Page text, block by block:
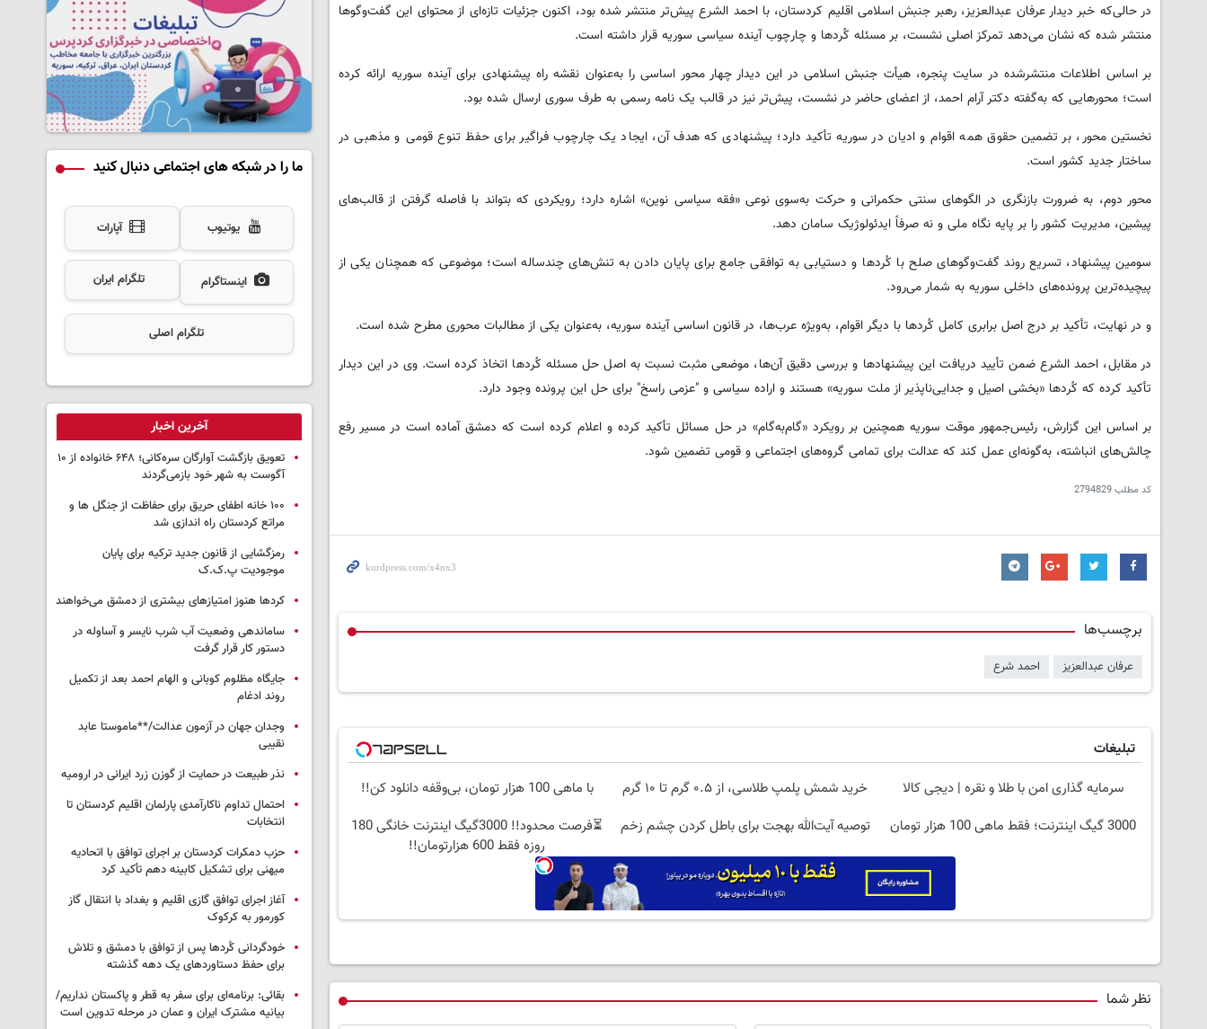
در حالی‌که خبر دیدار عرفان عبدالعزیز، رهبر جنبش اسلامی اقلیم کردستان، با احمد الشرع پیش‌تر منتشر شده بود، اکنون جزئیات تازه‌ای از محتوای این گفت‌وگوها
منتشر شده که نشان می‌دهد تمرکز اصلی نشست، بر مسئله کُردها و چارچوب آینده سیاسی سوریه قرار داشته است.
بر اساس اطلاعات منتشرشده در سایت پنجره، هیأت جنبش اسلامی در این دیدار چهار محور اساسی را به‌عنوان نقشه راه پیشنهادی برای آینده سوریه ارائه کرده
است؛ محورهایی که به‌گفته دکتر آرام احمد، از اعضای حاضر در نشست، پیش‌تر نیز در قالب یک نامه رسمی به طرف سوری ارسال شده بود.
نخستین محور، بر تضمین حقوق همه اقوام و ادیان در سوریه تأکید دارد؛ پیشنهادی که هدف آن، ایجاد یک چارچوب فراگیر برای حفظ تنوع قومی و مذهبی در
ساختار جدید کشور است.
محور دوم، به ضرورت بازنگری در الگوهای سنتی حکمرانی و حرکت به‌سوی نوعی «فقه سیاسی نوین» اشاره دارد؛ رویکردی که بتواند با فاصله گرفتن از قالب‌های
پیشین، مدیریت کشور را بر پایه نگاه ملی و نه صرفاً ایدئولوژیک سامان دهد.
سومین پیشنهاد، تسریع روند گفت‌وگوهای صلح با کُردها و دستیابی به توافقی جامع برای پایان دادن به تنش‌های چندساله است؛ موضوعی که همچنان یکی از
پیچیده‌ترین پرونده‌های داخلی سوریه به شمار می‌رود.
و در نهایت، تأکید بر درج اصل برابری کامل کُردها با دیگر اقوام، به‌ویژه عرب‌ها، در قانون اساسی آینده سوریه، به‌عنوان یکی از مطالبات محوری مطرح شده است.
در مقابل، احمد الشرع ضمن تأیید دریافت این پیشنهادها و بررسی دقیق آن‌ها، موضعی مثبت نسبت به اصل حل مسئله کُردها اتخاذ کرده است. وی در این دیدار
تأکید کرده که کُردها «بخشی اصیل و جدایی‌ناپذیر از ملت سوریه» هستند و اراده سیاسی و "عزمی راسخ" برای حل این پرونده وجود دارد.
بر اساس این گزارش، رئیس‌جمهور موقت سوریه همچنین بر رویکرد «گام‌به‌گام» در حل مسائل تأکید کرده و اعلام کرده است که دمشق آماده است در مسیر رفع
چالش‌های انباشته، به‌گونه‌ای عمل کند که عدالت برای تمامی گروه‌های اجتماعی و قومی تضمین شود.
کد مطلب2794829
برچسب‌ها
عرفان عبدالعزیز احمد شرع
تبلیغات
سرمایه گذاری امن با طلا و نقره | دیجی کالا
خرید شمش پلمپ طلاسی، از ۰.۵ گرم تا ۱۰ گرم
با ماهی 100 هزار تومان، بی‌وقفه دانلود کن!!
3000 گیگ اینترنت؛ فقط ماهی 100 هزار تومان
توصیه آیت‌الله بهجت برای باطل کردن چشم زخم
⏳فرصت محدود!! 3000گیگ اینترنت خانگی 180
روزه فقط 600 هزارتومان!!
نظر شما
ما را در شبکه های اجتماعی دنبال کنید
یوتیوب آپارات
اینستاگرام تلگرام ایران
تلگرام اصلی
آخرین اخبار
تعویق بازگشت آوارگان سره‌کانی؛ ۶۴۸ خانواده از ۱۰
آگوست به شهر خود بازمی‌گردند
۱۰۰ خانه اطفای حریق برای حفاظت از جنگل ها و
مراتع کردستان راه اندازی شد
رمزگشایی از قانون جدید ترکیه برای پایان
موجودیت پ.ک.ک
کردها هنوز امتیازهای بیشتری از دمشق می‌خواهند
ساماندهی وضعیت آب شرب نایسر و آساوله در
دستور کار قرار گرفت
جایگاه مظلوم کوبانی و الهام احمد بعد از تکمیل
روند ادغام
وجدان جهان در آزمون عدالت/**ماموستا عابد
نقیبی
نذر طبیعت در حمایت از گوزن زرد ایرانی در ارومیه
احتمال تداوم ناکارآمدی پارلمان اقلیم کردستان تا
انتخابات
حزب دمکرات کردستان بر اجرای توافق با اتحادیه
میهنی برای تشکیل کابینه دهم تأکید کرد
آغاز اجرای توافق گازی اقلیم و بغداد با انتقال گاز
کورمور به کرکوک
خودگردانی کُردها پس از توافق با دمشق و تلاش
برای حفظ دستاوردهای یک دهه گذشته
بقائی: برنامه‌ای برای سفر به قطر و پاکستان نداریم/
بیانیه مشترک ایران و عمان در مرحله تدوین است